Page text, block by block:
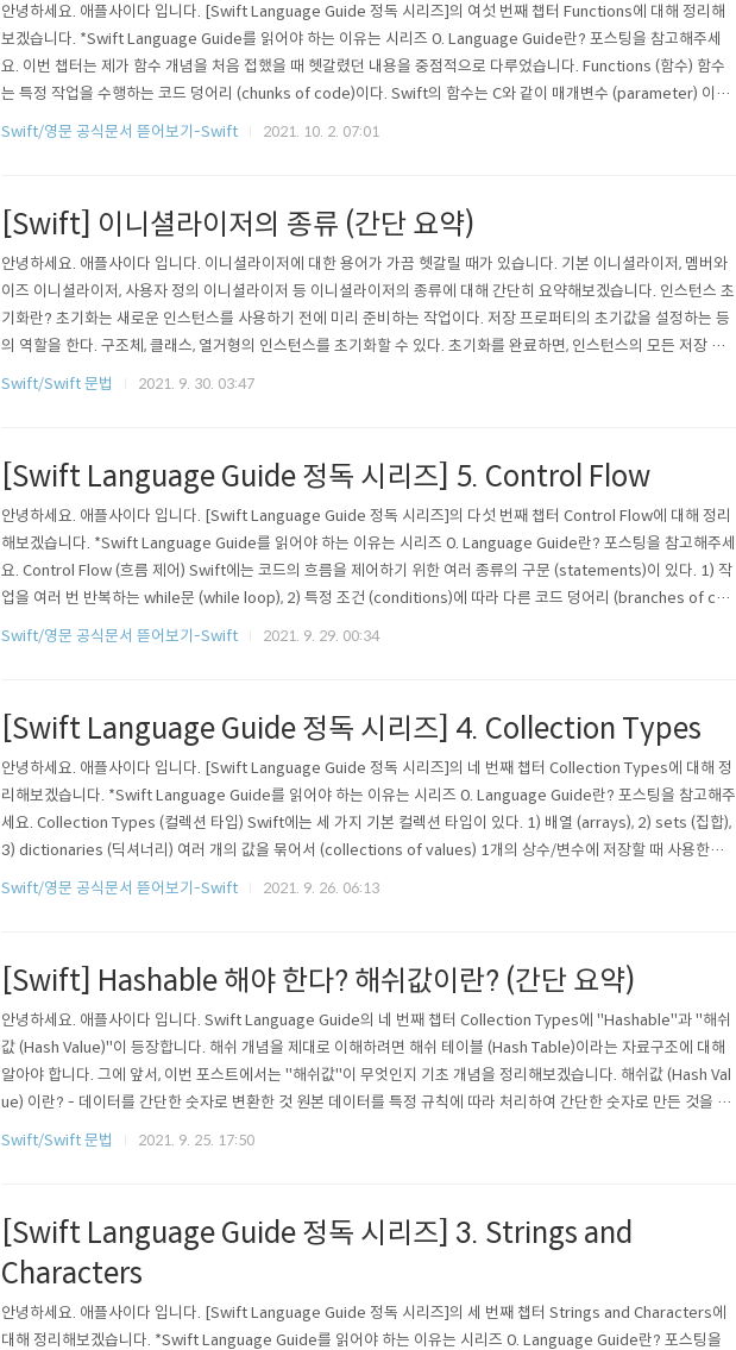
안녕하세요. 애플사이다 입니다. [Swift Language Guide 정독 시리즈]의 여섯 번째 챕터 Functions에 대해 정리해
보겠습니다. *Swift Language Guide를 읽어야 하는 이유는 시리즈 0. Language Guide란? 포스팅을 참고해주세
요. 이번 챕터는 제가 함수 개념을 처음 접했을 때 헷갈렸던 내용을 중점적으로 다루었습니다. Functions (함수) 함수
는 특정 작업을 수행하는 코드 덩어리 (chunks of code)이다. Swift의 함수는 C와 같이 매개변수 (parameter) 이름
이 없는 간단한 함수부터 Object-C와 같이 여러 매개변수와 전달인자 레이블 (argument label)을 가진 복잡한 형태
Swift/영문 공식문서 뜯어보기-Swift 2021. 10. 2. 07:01
[Swift] 이니셜라이저의 종류 (간단 요약)
안녕하세요. 애플사이다 입니다. 이니셜라이저에 대한 용어가 가끔 헷갈릴 때가 있습니다. 기본 이니셜라이저, 멤버와
이즈 이니셜라이저, 사용자 정의 이니셜라이저 등 이니셜라이저의 종류에 대해 간단히 요약해보겠습니다. 인스턴스 초
기화란? 초기화는 새로운 인스턴스를 사용하기 전에 미리 준비하는 작업이다. 저장 프로퍼티의 초기값을 설정하는 등
의 역할을 한다. 구조체, 클래스, 열거형의 인스턴스를 초기화할 수 있다. 초기화를 완료하면, 인스턴스의 모든 저장 프
로퍼티의 값이 확정된다. (옵셔널 저장 프로퍼티는 제외) 저장 프로퍼티에 초기값을 지정하는 방법은 두 가지이다. 1)
Swift/Swift 문법 2021. 9. 30. 03:47
[Swift Language Guide 정독 시리즈] 5. Control Flow
안녕하세요. 애플사이다 입니다. [Swift Language Guide 정독 시리즈]의 다섯 번째 챕터 Control Flow에 대해 정리
해보겠습니다. *Swift Language Guide를 읽어야 하는 이유는 시리즈 0. Language Guide란? 포스팅을 참고해주세
요. Control Flow (흐름 제어) Swift에는 코드의 흐름을 제어하기 위한 여러 종류의 구문 (statements)이 있다. 1) 작
업을 여러 번 반복하는 while문 (while loop), 2) 특정 조건 (conditions)에 따라 다른 코드 덩어리 (branches of cod
e)를 실행하는 if / guard/ switch문, 3) 코드의 실행 흐름 (flow of execution)을 다른 곳으로 이동시키는 br..
Swift/영문 공식문서 뜯어보기-Swift 2021. 9. 29. 00:34
[Swift Language Guide 정독 시리즈] 4. Collection Types
안녕하세요. 애플사이다 입니다. [Swift Language Guide 정독 시리즈]의 네 번째 챕터 Collection Types에 대해 정
리해보겠습니다. *Swift Language Guide를 읽어야 하는 이유는 시리즈 0. Language Guide란? 포스팅을 참고해주
세요. Collection Types (컬렉션 타입) Swift에는 세 가지 기본 컬렉션 타입이 있다. 1) 배열 (arrays), 2) sets (집합),
3) dictionaries (딕셔너리) 여러 개의 값을 묶어서 (collections of values) 1개의 상수/변수에 저장할 때 사용한다.
Array는 순서가 있는 값의 묶음이다. Set는 순서가 없는 값의 묶음이며, 값은 중복되지 않는다. (unique) Dictio..
Swift/영문 공식문서 뜯어보기-Swift 2021. 9. 26. 06:13
[Swift] Hashable 해야 한다? 해쉬값이란? (간단 요약)
안녕하세요. 애플사이다 입니다. Swift Language Guide의 네 번째 챕터 Collection Types에 "Hashable"과 "해쉬
값 (Hash Value)"이 등장합니다. 해쉬 개념을 제대로 이해하려면 해쉬 테이블 (Hash Table)이라는 자료구조에 대해
알아야 합니다. 그에 앞서, 이번 포스트에서는 "해쉬값"이 무엇인지 기초 개념을 정리해보겠습니다. 해쉬값 (Hash Val
ue) 이란? - 데이터를 간단한 숫자로 변환한 것 원본 데이터를 특정 규칙에 따라 처리하여 간단한 숫자로 만든 것을 해
쉬값이라고 한다. 정확히는 원본 데이터 (객체)를 해쉬 함수 (hash function)을 사용하여 64bit의 Int값으로 변환한 것
Swift/Swift 문법 2021. 9. 25. 17:50
[Swift Language Guide 정독 시리즈] 3. Strings and
Characters
안녕하세요. 애플사이다 입니다. [Swift Language Guide 정독 시리즈]의 세 번째 챕터 Strings and Characters에
대해 정리해보겠습니다. *Swift Language Guide를 읽어야 하는 이유는 시리즈 0. Language Guide란? 포스팅을